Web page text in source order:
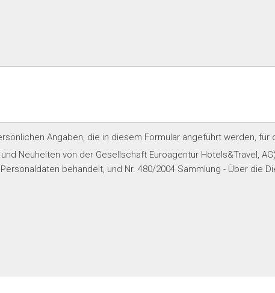
Angaben, die in diesem Formular angeführt werden, für
Neuheiten von der Gesellschaft Euroagentur Hotels&Travel,
behandelt, und Nr. 480/2004 Sammlung - Über die